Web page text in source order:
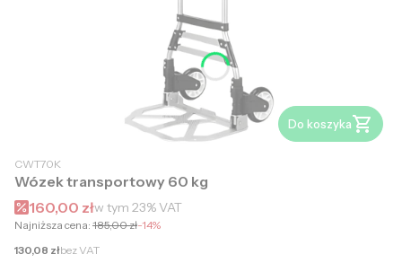
Do koszyka
CWT70K
Wózek transportowy 60 kg
Cena promocyjna brutto
160,00 złw tym 23%VAT
Najniższa cena: 185,00 zł-14%
Cena netto
130,08 złbez VAT